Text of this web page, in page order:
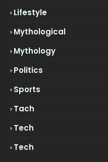
Lifestyle
Mythological
Mythology
Politics
Sports
Tach
Tech
Tech